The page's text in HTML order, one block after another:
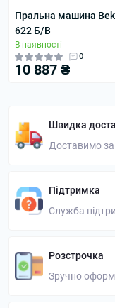
Пральна машина
622 Б/В
В наявності
0
10 887 ₴
Швидка
Доставимо за
Підтримка
Служба
Розстрочка
Зручно